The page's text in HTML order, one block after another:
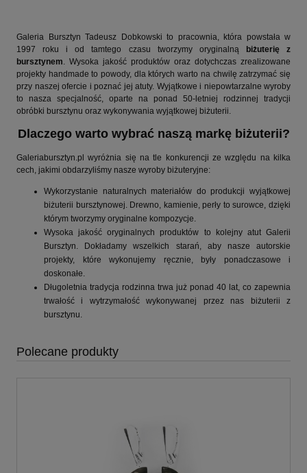
Galeria Bursztyn Tadeusz Dobkowski to pracownia, która powstała w
1997 roku i od tamtego czasu tworzymy oryginalną biżuterię z
bursztynem . Wysoka jakość produktów oraz dotychczas zrealizowane
projekty handmade to powody, dla których warto na chwilę zatrzymać się
przy naszej ofercie i poznać jej atuty. Wyjątkowe i niepowtarzalne wyroby
to nasza specjalność, oparte na ponad 50-letniej rodzinnej tradycji
obróbki bursztynu oraz wykonywania wyjątkowej biżuterii.
Dlaczego warto wybrać naszą markę biżuterii?
Galeriabursztyn.pl wyróżnia się na tle konkurencji ze względu na kilka
cech, jakimi obdarzyliśmy nasze wyroby biżuteryjne:
Wykorzystanie naturalnych materiałów do produkcji wyjątkowej
biżuterii bursztynowej. Drewno, kamienie, perły to surowce, dzięki
którym tworzymy oryginalne kompozycje.
Wysoka jakość oryginalnych produktów to kolejny atut Galerii
Bursztyn. Dokładamy wszelkich starań, aby nasze autorskie
projekty, które wykonujemy ręcznie, były ponadczasowe i
doskonałe.
Długoletnia tradycja rodzinna trwa już ponad 40 lat, co zapewnia
trwałość i wytrzymałość wykonywanej przez nas biżuterii z
bursztynu.
Polecane produkty